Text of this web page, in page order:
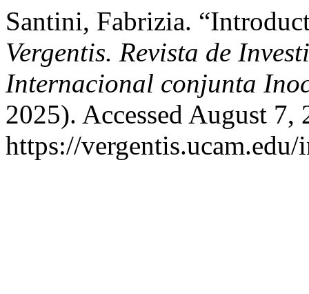
Santini, Fabrizia.
Vergentis. Revista de
Internacional conjunta
2025). Accessed August 7,
https://